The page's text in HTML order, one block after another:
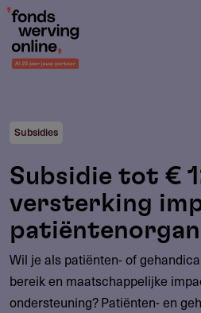
Overslaan
naar
de
Subsidies
Subsidie tot €
versterking
Wil je als patiënten- of
bereik en maatschappelijke
ondersteuning? Patiënten- en